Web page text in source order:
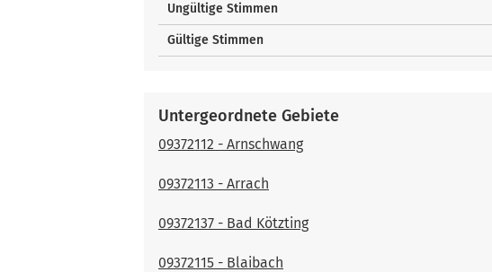
Ungültige Stimmen
Gültige Stimmen
Untergeordnete Gebiete
09372112 - Arnschwang
09372113 - Arrach
09372137 - Bad Kötzting
09372115 - Blaibach